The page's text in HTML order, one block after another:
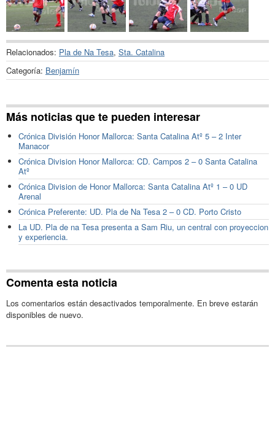
Relacionados: Pla de Na Tesa, Sta. Catalina
Categoría: Benjamín
Más noticias que te pueden interesar
Crónica División Honor Mallorca: Santa Catalina Atº 5 – 2 Inter
Manacor
Crónica Division Honor Mallorca: CD. Campos 2 – 0 Santa Catalina
Atº
Crónica Division de Honor Mallorca: Santa Catalina Atº 1 – 0 UD
Arenal
Crónica Preferente: UD. Pla de Na Tesa 2 – 0 CD. Porto Cristo
La UD. Pla de na Tesa presenta a Sam Riu, un central con proyeccion
y experiencia.
Comenta esta noticia
Los comentarios están desactivados temporalmente. En breve estarán
disponibles de nuevo.